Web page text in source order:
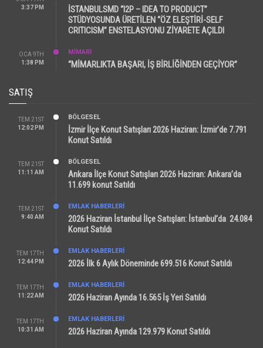
3:37 PM
İSTANBULSMD “I2P – IDEA TO PRODUCT”
STÜDYOSUNDA ÜRETİLEN “ÖZ ELEŞTİRİ-SELF
CRITICISM” ENSTELASYONU ZİYARETE AÇILDI
OCA 9TH
1:38 PM
MİMARİ
“MİMARLIKTA BAŞARI, İŞ BİRLİĞİNDEN GEÇİYOR”
SATIŞ
TEM 21ST
12:02 PM
BÖLGESEL
İzmir İlçe Konut Satışları 2026 Haziran: İzmir’de 7.791
Konut Satıldı
TEM 21ST
11:11 AM
BÖLGESEL
Ankara İlçe Konut Satışları 2026 Haziran: Ankara’da
11.699 konut Satıldı
TEM 21ST
9:40 AM
EMLAK HABERLERI
2026 Haziran İstanbul İlçe Satışları: İstanbul’da 24.084
Konut Satıldı
TEM 17TH
12:44 PM
EMLAK HABERLERI
2026 İlk 6 Aylık Döneminde 699.516 Konut Satıldı
TEM 17TH
11:22 AM
EMLAK HABERLERI
2026 Haziran Ayında 16.565 İş Yeri Satıldı
TEM 17TH
10:31 AM
EMLAK HABERLERI
2026 Haziran Ayında 129.979 Konut Satıldı